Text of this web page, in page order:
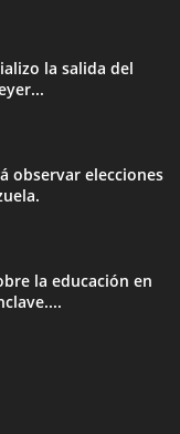
la salida del
observar elecciones
la educación en